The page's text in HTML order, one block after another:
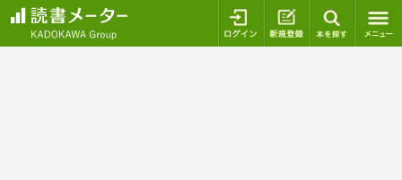
ログイン 新規登録